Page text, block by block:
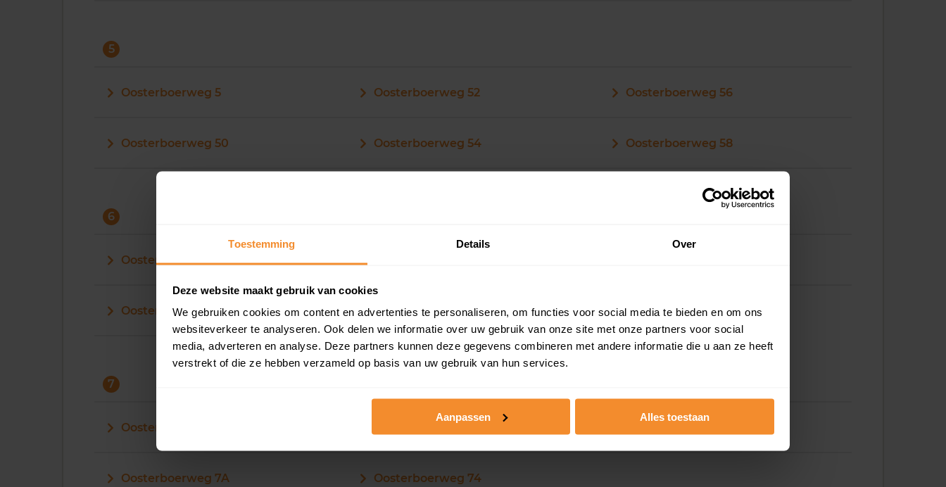
Toestemming Details Over
Deze website maakt gebruik van cookies
We gebruiken cookies om content en advertenties te personaliseren, om functies voor social media te bieden en om ons
websiteverkeer te analyseren. Ook delen we informatie over uw gebruik van onze site met onze partners voor social
media, adverteren en analyse. Deze partners kunnen deze gegevens combineren met andere informatie die u aan ze heeft
verstrekt of die ze hebben verzameld op basis van uw gebruik van hun services.
Aanpassen Alles toestaan
5
Oosterboerweg 5
Oosterboerweg 50
Oosterboerweg 52
Oosterboerweg 54
Oosterboerweg 56
Oosterboerweg 58
6
Oosterboerweg 60
Oosterboerweg 62 Oosterboerweg 66
7
Oosterboerweg 7
Oosterboerweg 7A
Oosterboerweg 72
Oosterboerweg 74